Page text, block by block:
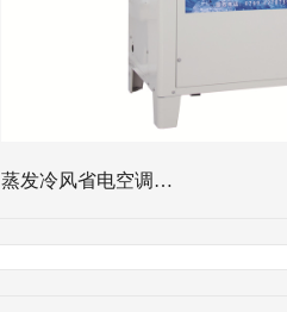
蒸发冷风省电空调…